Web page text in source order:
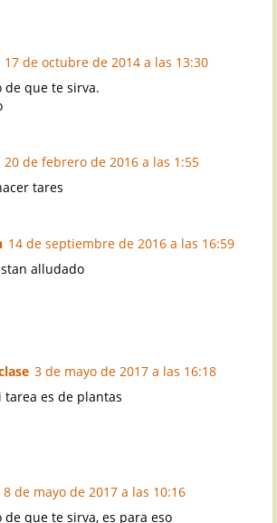
17 de octubre de 2014 a las 13:30
de que te sirva.
20 de febrero de 2016 a las 1:55
tares
14 de septiembre de 2016 a las 16:59
alludado
3 de mayo de 2017 a las 16:18
tarea es de plantas
8 de mayo de 2017 a las 10:16
de que te sirva, es para eso